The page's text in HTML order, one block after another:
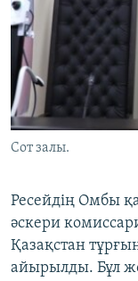
Русский
ЖАЗЫЛЫҢЫЗ
Басқа тілдерде
Сот залы.
Ресейдің Омбы
әскери
Қазақстан
айырылды. Бұл